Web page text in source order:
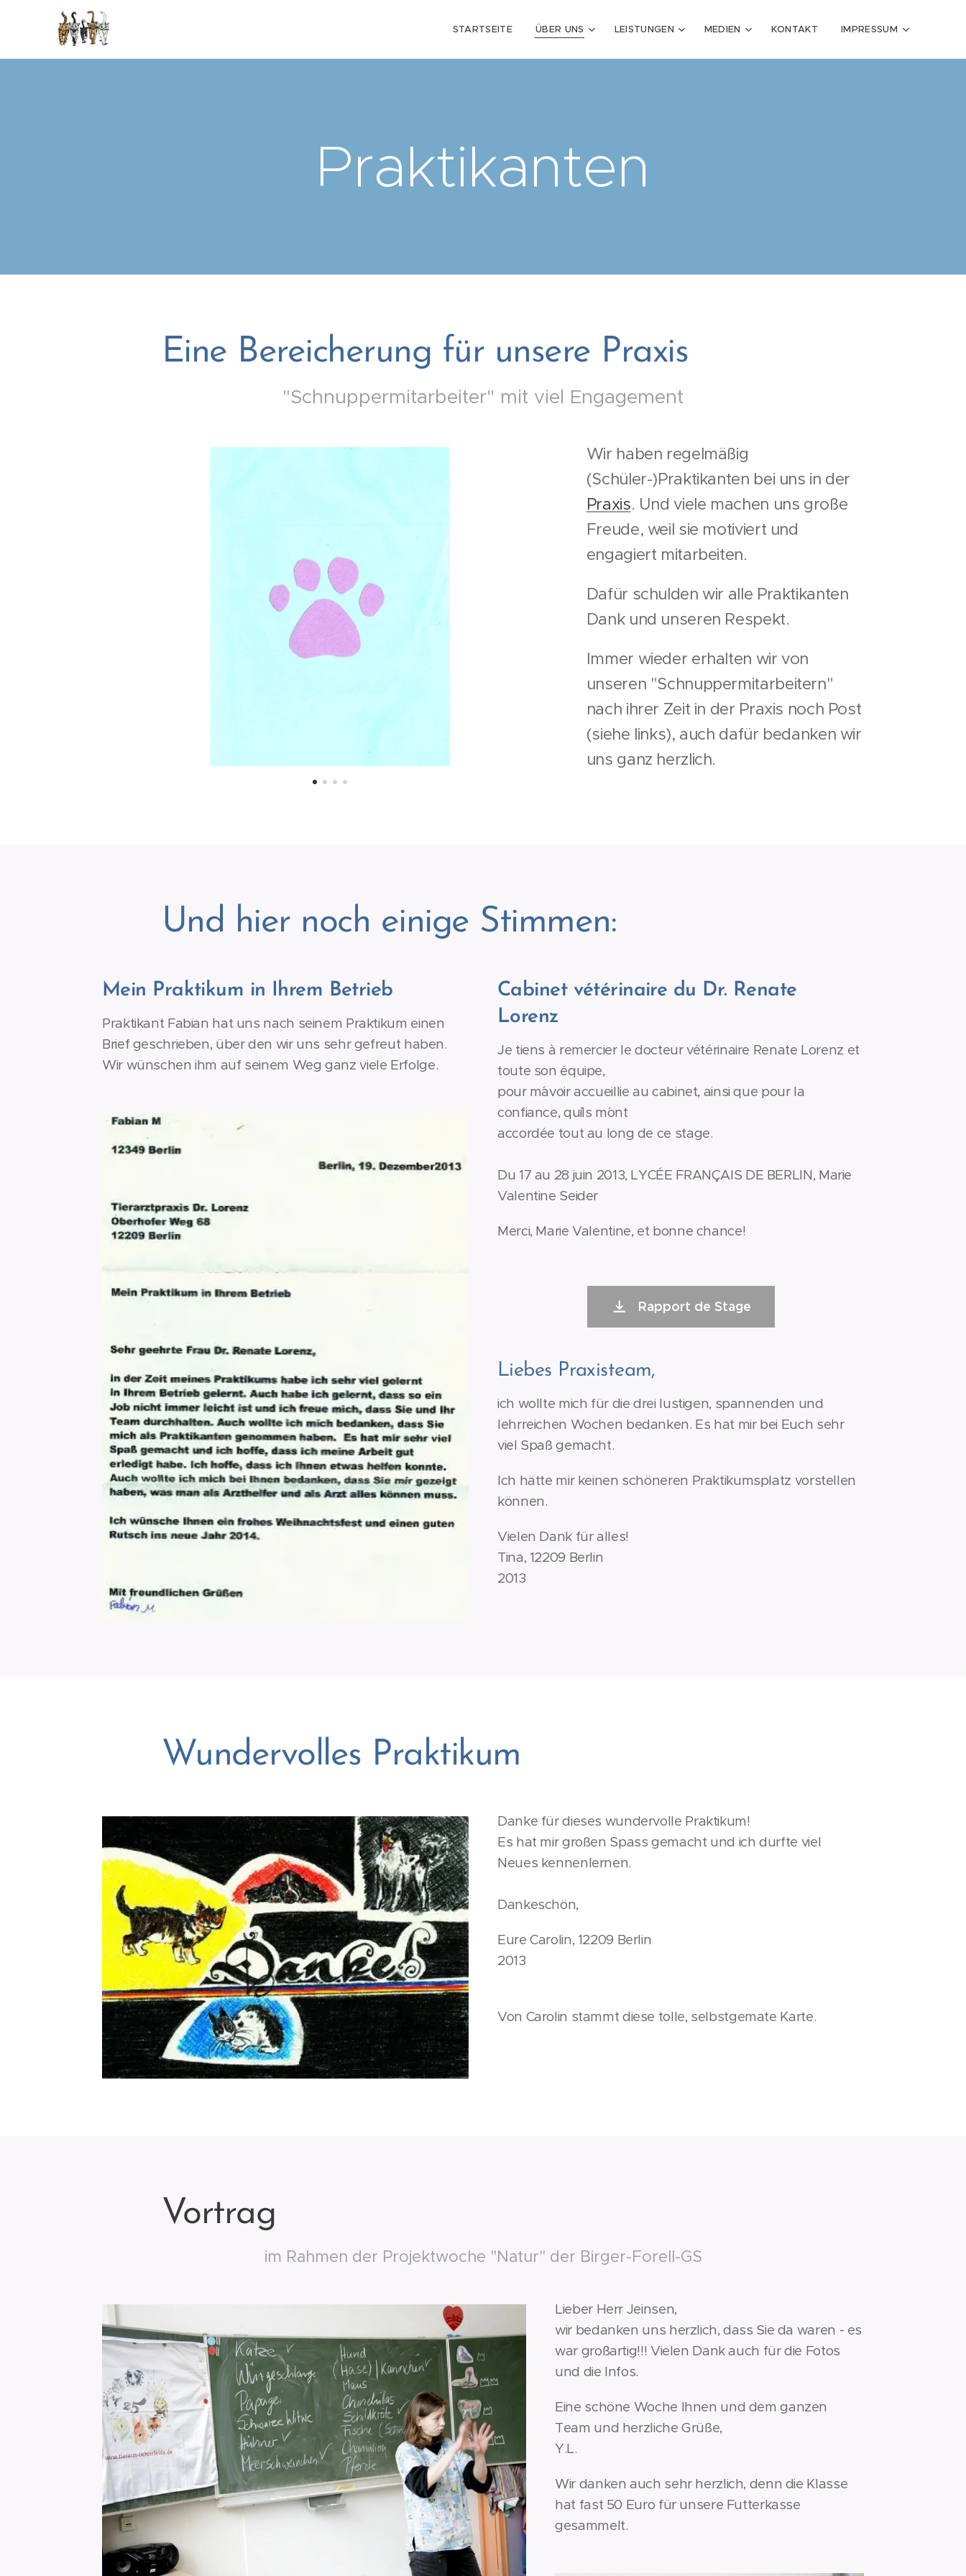
STARTSEITE ÜBER UNS LEISTUNGEN MEDIEN KONTAKT IMPRESSUM
Praktikanten
Eine Bereicherung für unsere Praxis
"Schnuppermitarbeiter" mit viel Engagement
Wir haben regelmäßig
(Schüler-)Praktikanten bei uns in der
Praxis. Und viele machen uns große
Freude, weil sie motiviert und
engagiert mitarbeiten.
Dafür schulden wir alle Praktikanten
Dank und unseren Respekt.
Immer wieder erhalten wir von
unseren "Schnuppermitarbeitern"
nach ihrer Zeit in der Praxis noch Post
(siehe links), auch dafür bedanken wir
uns ganz herzlich.
Und hier noch einige Stimmen:
Mein Praktikum in Ihrem Betrieb
Praktikant Fabian hat uns nach seinem Praktikum einen
Brief geschrieben, über den wir uns sehr gefreut haben.
Wir wünschen ihm auf seinem Weg ganz viele Erfolge.
Cabinet vétérinaire du Dr. Renate
Lorenz
Je tiens à remercier le docteur vétérinaire Renate Lorenz et
toute son équipe,
pour m´avoir accueillie au cabinet, ainsi que pour la
confiance, qu´ils m´ont
accordée tout au long de ce stage.
Du 17 au 28 juin 2013, LYCÉE FRANÇAIS DE BERLIN, Marie
Valentine Seider
Merci, Marie Valentine, et bonne chance!
Rapport de Stage
Liebes Praxisteam,
ich wollte mich für die drei lustigen, spannenden und
lehrreichen Wochen bedanken. Es hat mir bei Euch sehr
viel Spaß gemacht.
Ich hätte mir keinen schöneren Praktikumsplatz vorstellen
können.
Vielen Dank für alles!
Tina, 12209 Berlin
2013
Wundervolles Praktikum
Danke für dieses wundervolle Praktikum!
Es hat mir großen Spass gemacht und ich durfte viel
Neues kennenlernen.
Dankeschön,
Eure Carolin, 12209 Berlin
2013
Von Carolin stammt diese tolle, selbstgemate Karte.
Vortrag
im Rahmen der Projektwoche "Natur" der Birger-Forell-GS
Lieber Herr Jeinsen,
wir bedanken uns herzlich, dass Sie da waren - es
war großartig!!! Vielen Dank auch für die Fotos
und die Infos.
Eine schöne Woche Ihnen und dem ganzen
Team und herzliche Grüße,
Y.L.
Wir danken auch sehr herzlich, denn die Klasse
hat fast 50 Euro für unsere Futterkasse
gesammelt.